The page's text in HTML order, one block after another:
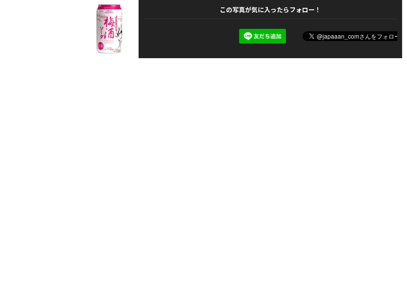
この写真が気に入ったらフォロー！